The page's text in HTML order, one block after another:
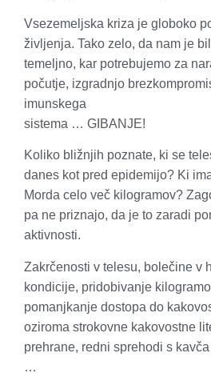
Vsezemeljska kriza je globoko
življenja. Tako zelo, da nam je
temeljno, kar potrebujemo za
počutje, izgradnjo
imunskega
sistema … GIBANJE!
Koliko bližnjih poznate, ki se
danes kot pred epidemijo? Ki
Morda celo več kilogramov?
pa ne priznajo, da je to zaradi
aktivnosti.
Zakrčenosti v telesu, bolečine v
kondicije, pridobivanje
pomanjkanje dostopa do
oziroma strokovne kakovostne
prehrane, redni sprehodi s
…